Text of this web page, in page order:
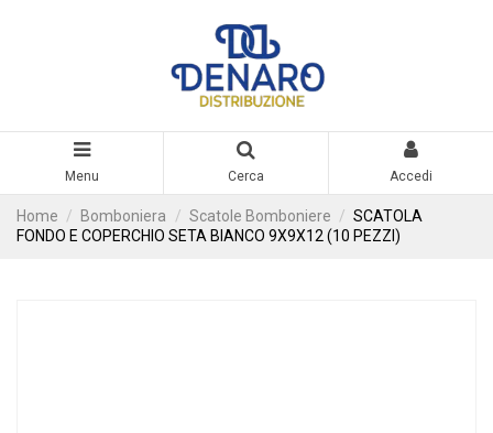
Menu Cerca Accedi
Home Bomboniera Scatole Bomboniere
SCATOLA
FONDO E COPERCHIO SETA BIANCO 9X9X12 (10 PEZZI)